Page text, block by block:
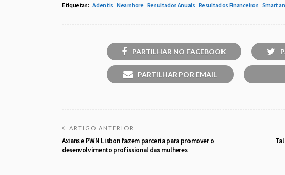
Etiquetas: Adentis Nearshore Resultados Anuais Resultados Financeiros Smart
PARTILHAR NO FACEBOOK
PARTILHAR POR EMAIL
ARTIGO ANTERIOR
Axians e PWN Lisbon fazem parceria para promover o
desenvolvimento profissional das mulheres